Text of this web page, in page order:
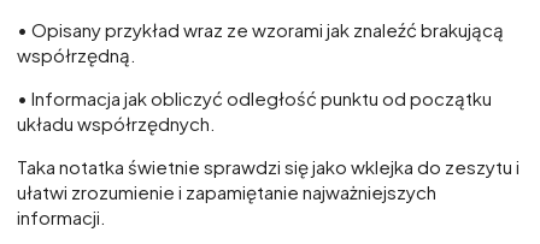
• Opisany przykład wraz ze wzorami jak znaleźć brakującą
współrzędną.
• Informacja jak obliczyć odległość punktu od początku
układu współrzędnych.
Taka notatka świetnie sprawdzi się jako wklejka do zeszytu i
ułatwi zrozumienie i zapamiętanie najważniejszych
informacji.